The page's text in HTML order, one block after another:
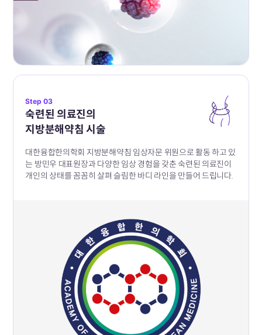
Step 03
숙련된 의료진의
지방분해약침 시술
대한융합한의학회 지방분해약침 임상자문 위원으로 활동 하고 있
는 방민우 대표원장과다양한 임상 경험을 갖춘 숙련된 의료진이​
개인의 상태를 꼼꼼히 살펴슬림한 바디 라인을 만들어 드립니다.